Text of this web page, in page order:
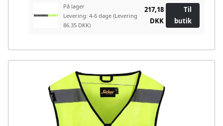
På lager
Levering: 4-6 dage (Levering
86.35 DKK)
217,18
DKK
Til
butik